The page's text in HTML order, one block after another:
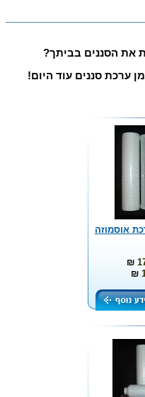
את הסננים בביתך?
ערכת סננים עוד היום!
אוסמוזה
₪
₪